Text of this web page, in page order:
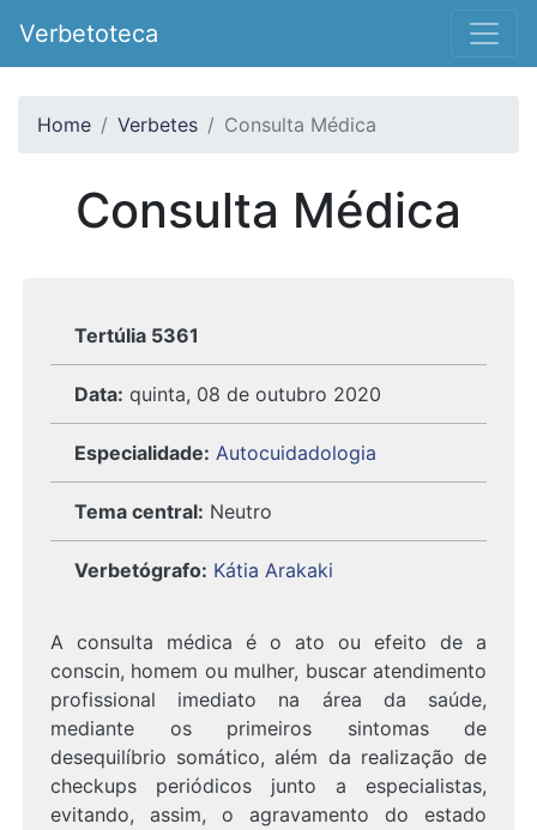
Verbetoteca
Home Verbetes Consulta Médica
Consulta Médica
Tertúlia 5361
Data: quinta, 08 de outubro 2020
Especialidade: Autocuidadologia
Tema central: Neutro
Verbetógrafo: Kátia Arakaki
A consulta médica é o ato ou efeito de a
conscin, homem ou mulher, buscar atendimento
profissional imediato na área da saúde,
mediante os primeiros sintomas de
desequilíbrio somático, além da realização de
checkups periódicos junto a especialistas,
evitando, assim, o agravamento do estado